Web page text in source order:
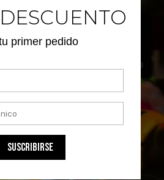
primer pedido
SUSCRIBIRSE